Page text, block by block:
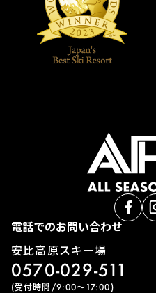
電話でのお問い合わせ
安比高原スキー場
0570-029-511
(受付時間/9:00〜17:00)